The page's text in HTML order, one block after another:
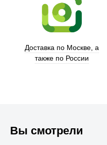
Доставка по Москве, а
также по России
Вы смотрели